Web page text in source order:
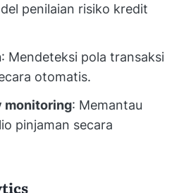
penilaian risiko kredit
: Mendeteksi pola transaksi
otomatis.
monitoring: Memantau
pinjaman secara